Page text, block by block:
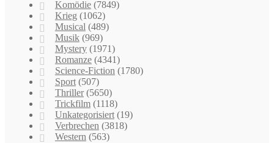
Komödie (7849)
Krieg (1062)
Musical (489)
Musik (969)
Mystery (1971)
Romanze (4341)
Science-Fiction (1780)
Sport (507)
Thriller (5650)
Trickfilm (1118)
Unkategorisiert (19)
Verbrechen (3818)
Western (563)